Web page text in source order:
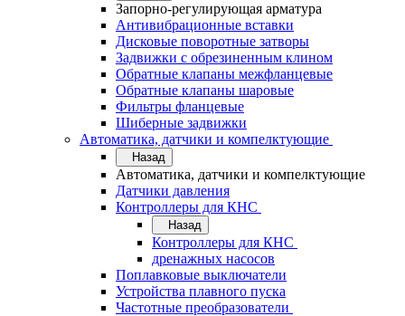
Запорно-регулирующая арматура
Антивибрационные вставки
Дисковые поворотные затворы
Задвижки с обрезиненным клином
Обратные клапаны межфланцевые
Обратные клапаны шаровые
Фильтры фланцевые
Шиберные задвижки
Автоматика, датчики и компелктующие
Назад
Автоматика, датчики и компелктующие
Датчики давления
Контроллеры для КНС
Назад
Контроллеры для КНС
дренажных насосов
Поплавковые выключатели
Устройства плавного пуска
Частотные преобразователи